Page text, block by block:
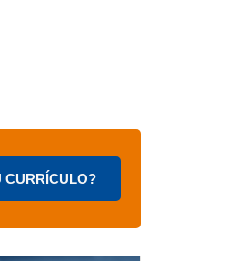
CURRÍCULO?